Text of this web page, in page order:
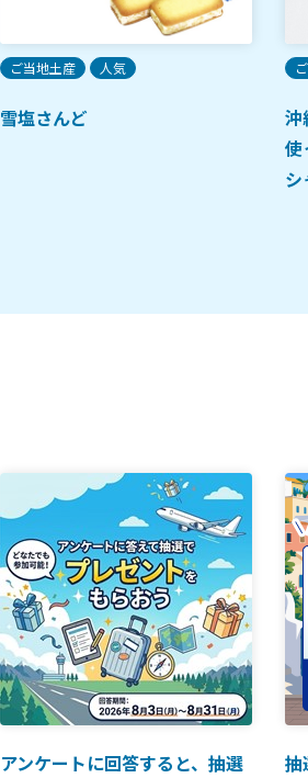
ご当地土産 人気
雪塩さんど
沖
使
シ
アンケートに回答すると、抽選
抽